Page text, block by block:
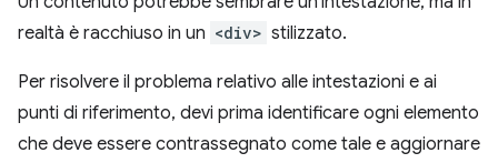
realtà è racchiuso in un <div> stilizzato.
Per risolvere il problema relativo alle intestazioni e ai
punti di riferimento, devi prima identificare ogni elemento
che deve essere contrassegnato come tale e aggiornare